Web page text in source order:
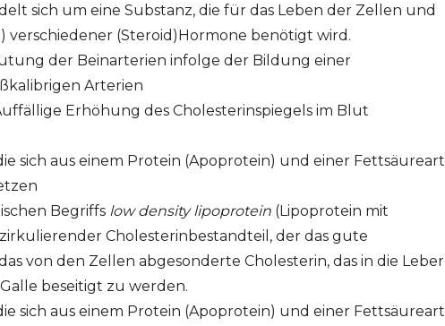
sich um eine Substanz, die für das Leben der Zellen und
verschiedener (Steroid)Hormone benötigt wird.
der Beinarterien infolge der Bildung einer
Arterien
Erhöhung des Cholesterinspiegels im Blut
sich aus einem Protein (Apoprotein) und einer Fettsäureart
Begriffs low density lipoprotein(Lipoprotein mit
Cholesterinbestandteil, der das gute
von den Zellen abgesonderte Cholesterin, das in die Leber
beseitigt zu werden.
sich aus einem Protein (Apoprotein) und einer Fettsäureart